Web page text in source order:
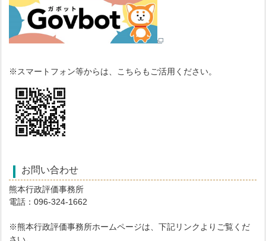
※スマートフォン等からは、こちらもご活用ください。
お問い合わせ
熊本行政評価事務所
電話：096-324-1662
※熊本行政評価事務所ホームページは、下記リンクよりご覧くだ
さい。